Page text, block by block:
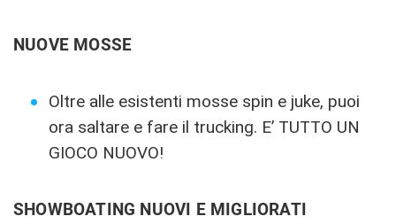
NUOVE MOSSE
Oltre alle esistenti mosse spin e juke, puoi
ora saltare e fare il trucking. E’ TUTTO UN
GIOCO NUOVO!
SHOWBOATING NUOVI E MIGLIORATI